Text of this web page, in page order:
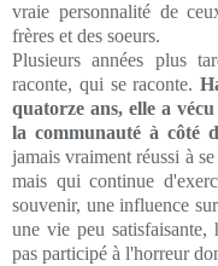
vraie personnalité de
frères et des soeurs.
Plusieurs années plus
raconte, qui se raconte.
quatorze ans, elle a
la communauté à côté
jamais vraiment réussi à
mais qui continue
souvenir, une influence
une vie peu
pas participé à l'horreur